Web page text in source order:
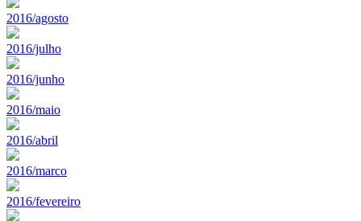
2016/agosto
2016/julho
2016/junho
2016/maio
2016/abril
2016/marco
2016/fevereiro